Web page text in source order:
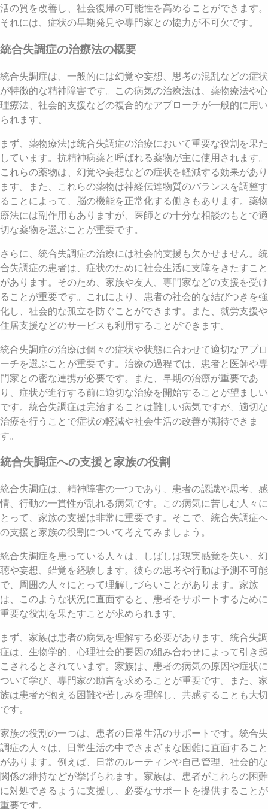
活の質を改善し、社会復帰の可能性を高めることができます。
それには、症状の早期発見や専門家との協力が不可欠です。
統合失調症の治療法の概要
統合失調症は、一般的には幻覚や妄想、思考の混乱などの症状
が特徴的な精神障害です。この病気の治療法は、薬物療法や心
理療法、社会的支援などの複合的なアプローチが一般的に用い
られます。
まず、薬物療法は統合失調症の治療において重要な役割を果た
しています。抗精神病薬と呼ばれる薬物が主に使用されます。
これらの薬物は、幻覚や妄想などの症状を軽減する効果があり
ます。また、これらの薬物は神経伝達物質のバランスを調整す
ることによって、脳の機能を正常化する働きもあります。薬物
療法には副作用もありますが、医師との十分な相談のもとで適
切な薬物を選ぶことが重要です。
さらに、統合失調症の治療には社会的支援も欠かせません。統
合失調症の患者は、症状のために社会生活に支障をきたすこと
があります。そのため、家族や友人、専門家などの支援を受け
ることが重要です。これにより、患者の社会的な結びつきを強
化し、社会的な孤立を防ぐことができます。また、就労支援や
住居支援などのサービスも利用することができます。
統合失調症の治療は個々の症状や状態に合わせて適切なアプロ
ーチを選ぶことが重要です。治療の過程では、患者と医師や専
門家との密な連携が必要です。また、早期の治療が重要であ
り、症状が進行する前に適切な治療を開始することが望ましい
です。統合失調症は完治することは難しい病気ですが、適切な
治療を行うことで症状の軽減や社会生活の改善が期待できま
す。
統合失調症への支援と家族の役割
統合失調症は、精神障害の一つであり、患者の認識や思考、感
情、行動の一貫性が乱れる病気です。この病気に苦しむ人々に
とって、家族の支援は非常に重要です。そこで、統合失調症へ
の支援と家族の役割について考えてみましょう。
統合失調症を患っている人々は、しばしば現実感覚を失い、幻
聴や妄想、錯覚を経験します。彼らの思考や行動は予測不可能
で、周囲の人々にとって理解しづらいことがあります。家族
は、このような状況に直面すると、患者をサポートするために
重要な役割を果たすことが求められます。
まず、家族は患者の病気を理解する必要があります。統合失調
症は、生物学的、心理社会的要因の組み合わせによって引き起
こされるとされています。家族は、患者の病気の原因や症状に
ついて学び、専門家の助言を求めることが重要です。また、家
族は患者が抱える困難や苦しみを理解し、共感することも大切
です。
家族の役割の一つは、患者の日常生活のサポートです。統合失
調症の人々は、日常生活の中でさまざまな困難に直面すること
があります。例えば、日常のルーティンや自己管理、社会的な
関係の維持などが挙げられます。家族は、患者がこれらの困難
に対処できるように支援し、必要なサポートを提供することが
重要です。